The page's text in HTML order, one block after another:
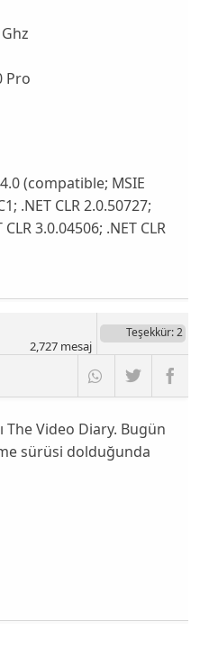
Pro
(compatible; MSIE
.NET CLR 2.0.50727;
3.0.04506; .NET CLR
Teşekkür: 2
2,727mesaj
The Video Diary. Bugün
sürüsi dolduğunda